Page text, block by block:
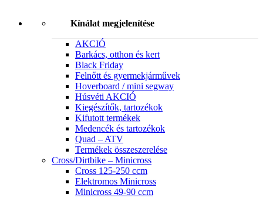
Kínálat megjelenítése
AKCIÓ
Barkács, otthon és kert
Black Friday
Felnőtt és gyermekjárművek
Hoverboard / mini segway
Húsvéti AKCIÓ
Kiegészítők, tartozékok
Kifutott termékek
Medencék és tartozékok
Quad – ATV
Termékek összeszerelése
Cross/Dirtbike – Minicross
Cross 125-250 ccm
Elektromos Minicross
Minicross 49-90 ccm